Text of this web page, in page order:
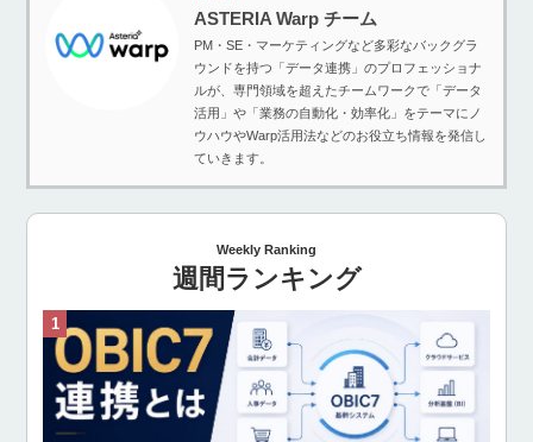
ASTERIA Warp チーム
PM・SE・マーケティングなど多彩なバックグラ
ウンドを持つ「データ連携」のプロフェッショナ
ルが、専門領域を超えたチームワークで「データ
活用」や「業務の自動化・効率化」をテーマにノ
ウハウやWarp活用法などのお役立ち情報を発信し
ていきます。
Weekly Ranking
週間ランキング